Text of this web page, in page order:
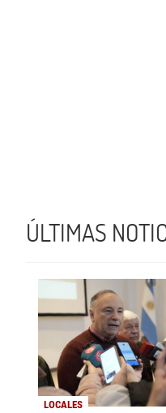
ÚLTIMAS
LOCALES